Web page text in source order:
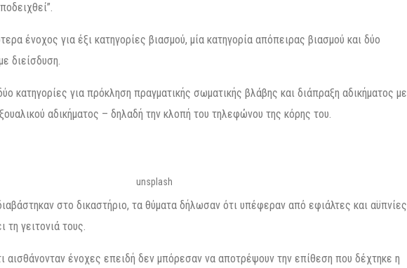
ένοχος για έξι κατηγορίες βιασμού, μία κατηγορία απόπειρας βιασμού και δύο
διείσδυση.
κατηγορίες για πρόκληση πραγματικής σωματικής βλάβης και διάπραξη αδικήματος με
αδικήματος – δηλαδή την κλοπή του τηλεφώνου της κόρης του.
unsplash
στο δικαστήριο, τα θύματα δήλωσαν ότι υπέφεραν από εφιάλτες και αϋπνίες
τη γειτονιά τους.
αισθάνονταν ένοχες επειδή δεν μπόρεσαν να αποτρέψουν την επίθεση που δέχτηκε η